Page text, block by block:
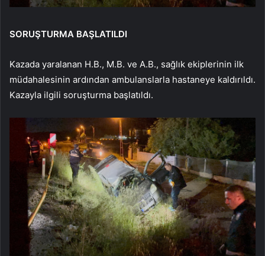
SORUŞTURMA BAŞLATILDI
Kazada yaralanan H.B., M.B. ve A.B., sağlık ekiplerinin ilk
müdahalesinin ardından ambulanslarla hastaneye kaldırıldı.
Kazayla ilgili soruşturma başlatıldı.